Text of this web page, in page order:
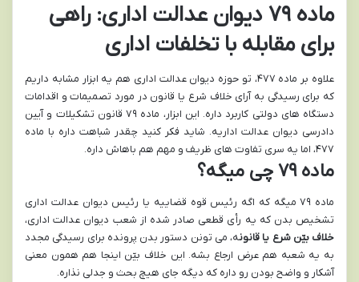
ماده ۷۹ دیوان عدالت اداری: راهی
برای مقابله با تخلفات اداری
علاوه بر ماده ۴۷۷، تو حوزه دیوان عدالت اداری هم یه ابزار مشابه داریم
که برای رسیدگی به آرای خلاف شرع یا قانون در مورد تصمیمات و اقدامات
دستگاه های دولتی کاربرد داره. این ابزار، ماده ۷۹ قانون تشکیلات و آیین
دادرسی دیوان عدالت اداریه. شاید فکر کنید چقدر شباهت داره با ماده
۴۷۷، اما یه سری تفاوت های ظریف و مهم هم باهاش داره.
ماده ۷۹ چی میگه؟
ماده ۷۹ میگه که اگه رئیس قوه قضاییه یا رئیس دیوان عدالت اداری
تشخیص بدن که یه رأی قطعی صادر شده از شعب دیوان عدالت اداری،
خلاف بیّن شرع یا قانونه، می تونن دستور بدن پرونده برای رسیدگی مجدد
به یه شعبه هم عرض ارجاع بشه. این خلاف بیّن اینجا هم همون معنی
آشکار و واضح بودن رو داره که دیگه جای هیچ بحث و جدلی نذاره.